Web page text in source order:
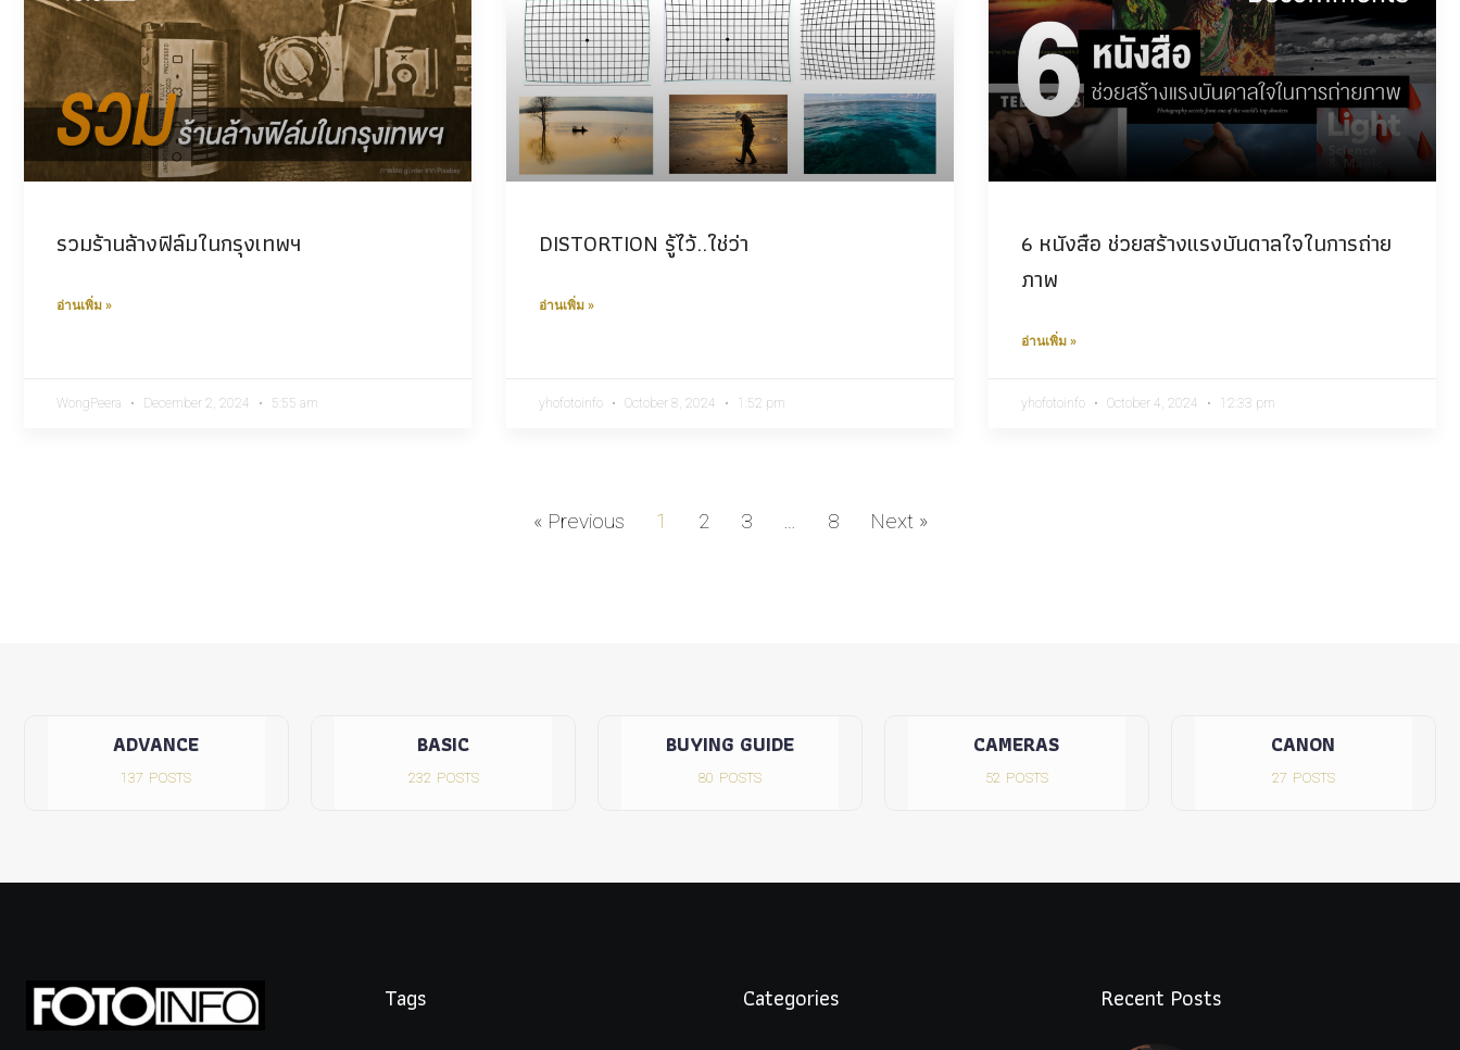
รวมร้านล้างฟิล์มในกรุงเทพฯ
อ่านเพิ่ม »
WongPeera December 2, 2024 5:55 am
DISTORTION รู้ไว้..ใช่ว่า
อ่านเพิ่ม »
yhofotoinfo October 8, 2024 1:52 pm
6 หนังสือ ช่วยสร้างแรงบันดาลใจในการถ่าย
ภาพ
อ่านเพิ่ม »
yhofotoinfo October 4, 2024 12:33 pm
« Previous 1 2 3 … 8 Next »
ADVANCE
137 POSTS
BASIC
232 POSTS
BUYING GUIDE
80 POSTS
CAMERAS
52 POSTS
CANON
27 POSTS
Tags Categories Recent Posts